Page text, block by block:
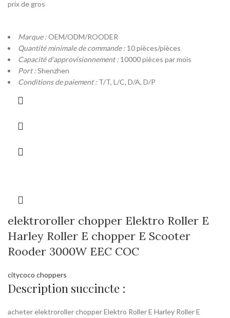
prix de gros
Marque :OEM/ODM/ROODER
Quantité minimale de commande : 10 pièces/pièces
Capacité d'approvisionnement : 10000 pièces par mois
Port :Shenzhen
Conditions de paiement : T/T, L/C, D/A, D/P
elektroroller chopper Elektro Roller E
Harley Roller E chopper E Scooter
Rooder 3000W EEC COC
citycoco choppers
Description succincte :
acheter elektroroller chopper Elektro Roller E Harley Roller E